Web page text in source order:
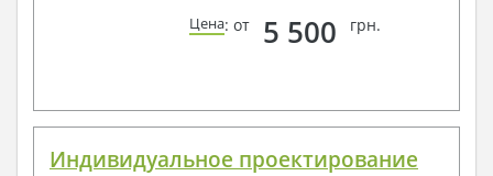
Цена: от 5 500 грн.
Индивидуальное проектирование